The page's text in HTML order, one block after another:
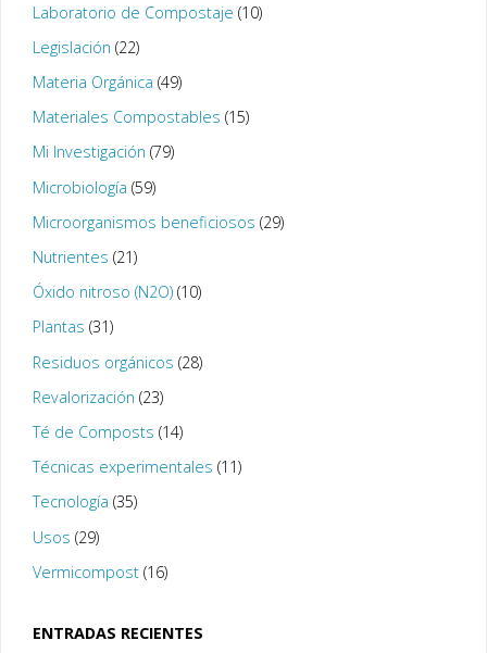
Laboratorio de Compostaje (10)
Legislación (22)
Materia Orgánica (49)
Materiales Compostables (15)
Mi Investigación (79)
Microbiología (59)
Microorganismos beneficiosos (29)
Nutrientes (21)
Óxido nitroso (N2O)(10)
Plantas (31)
Residuos orgánicos (28)
Revalorización (23)
Té de Composts (14)
Técnicas experimentales (11)
Tecnología (35)
Usos (29)
Vermicompost(16)
ENTRADAS RECIENTES